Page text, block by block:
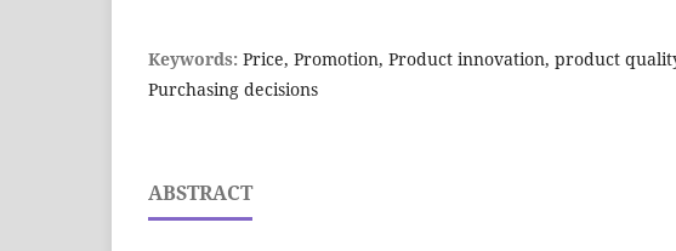
Keywords: Price, Promotion, Product innovation, product
Purchasing decisions
ABSTRACT